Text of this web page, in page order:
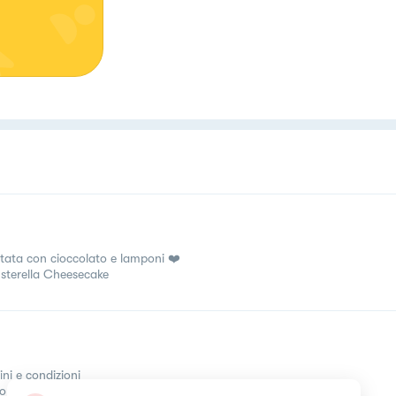
con cioccolato e lamponi ❤️
Cheesecake
e condizioni